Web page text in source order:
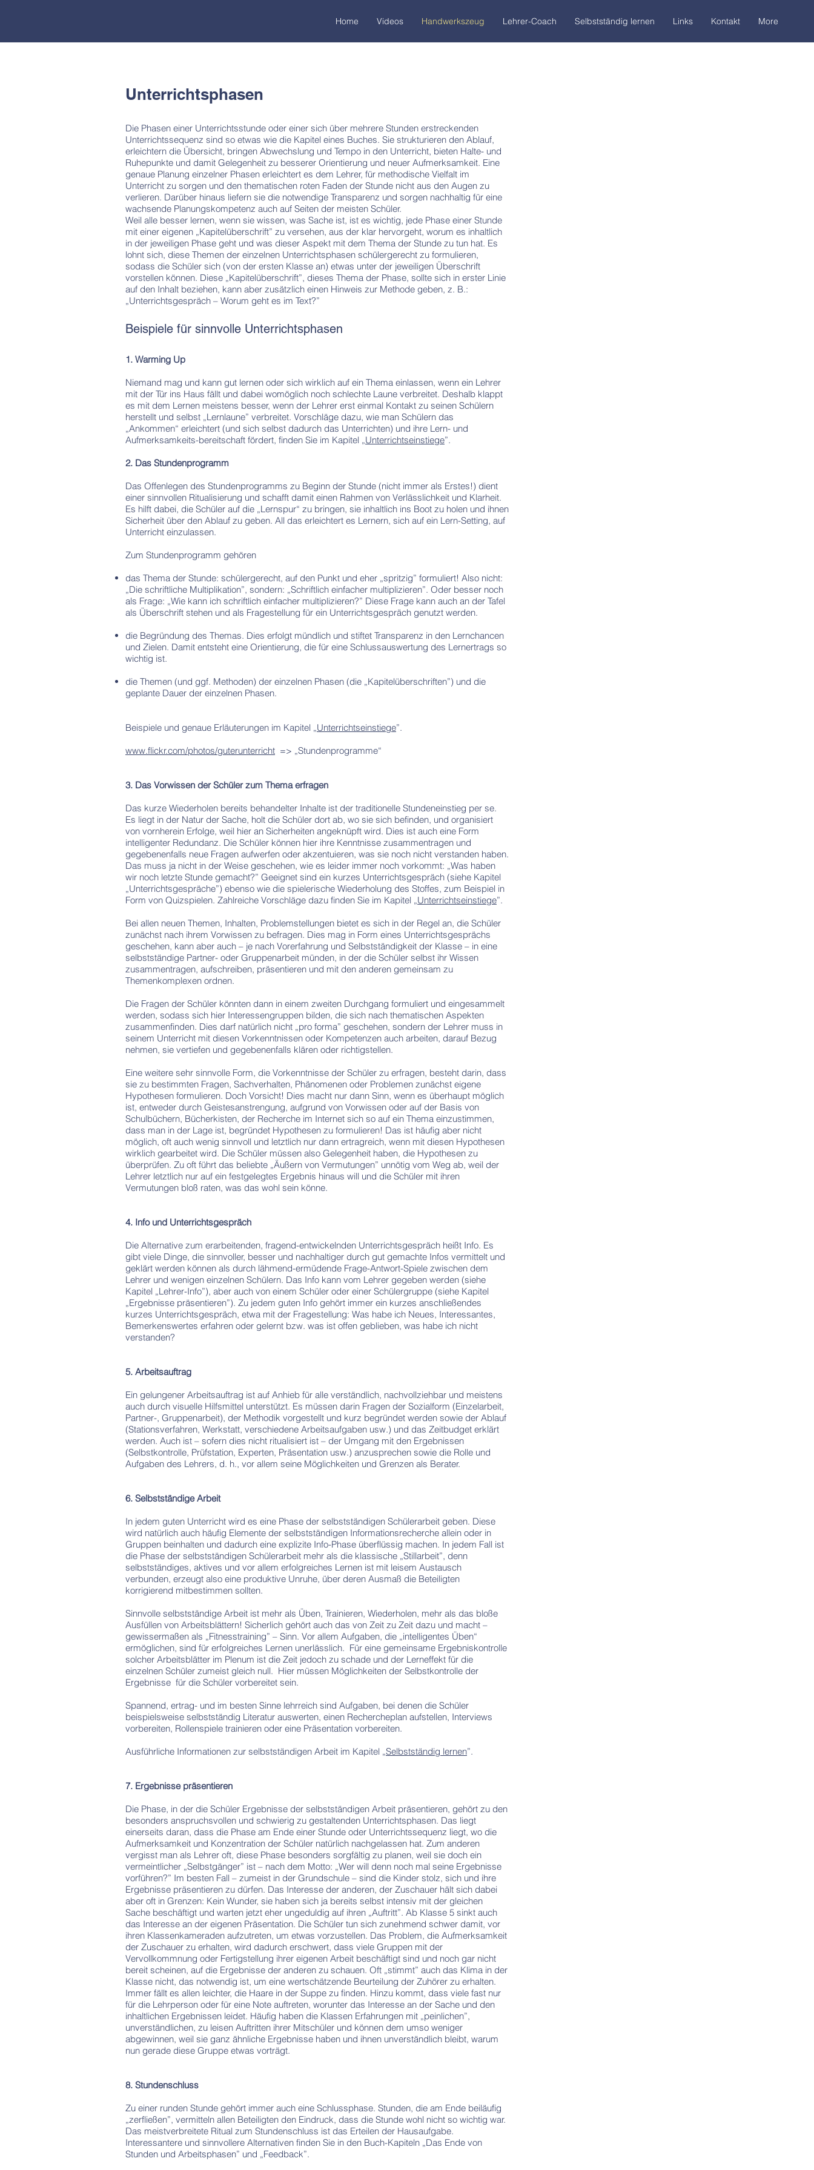
Home Videos Handwerkszeug Lehrer-Coach Selbstständig lernen Links Kontakt More
Unterrichtsphasen
Die Phasen einer Unterrichtsstunde oder einer sich über mehrere Stunden erstreckenden
Unterrichtssequenz sind so etwas wie die Kapitel eines Buches. Sie strukturieren den Ablauf,
erleichtern die Übersicht, bringen Abwechslung und Tempo in den Unterricht, bieten Halte- und
Ruhepunkte und damit Gelegenheit zu besserer Orientierung und neuer Aufmerksamkeit. Eine
genaue Planung einzelner Phasen erleichtert es dem Lehrer, für methodische Vielfalt im
Unterricht zu sorgen und den thematischen roten Faden der Stunde nicht aus den Augen zu
verlieren. Darüber hinaus liefern sie die notwendige Transparenz und sorgen nachhaltig für eine
wachsende Planungskompetenz auch auf Seiten der meisten Schüler.
Weil alle besser lernen, wenn sie wissen, was Sache ist, ist es wichtig, jede Phase einer Stunde
mit einer eigenen „Kapitelüberschrift” zu versehen, aus der klar hervorgeht, worum es inhaltlich
in der jeweiligen Phase geht und was dieser Aspekt mit dem Thema der Stunde zu tun hat. Es
lohnt sich, diese Themen der einzelnen Unterrichtsphasen schülergerecht zu formulieren,
sodass die Schüler sich (von der ersten Klasse an) etwas unter der jeweiligen Überschrift
vorstellen können. Diese „Kapitelüberschrift”, dieses Thema der Phase, sollte sich in erster Linie
auf den Inhalt beziehen, kann aber zusätzlich einen Hinweis zur Methode geben, z. B.:
„Unterrichtsgespräch – Worum geht es im Text?”
Beispiele für sinnvolle Unterrichtsphasen
1. Warming Up
Niemand mag und kann gut lernen oder sich wirklich auf ein Thema einlassen, wenn ein Lehrer
mit der Tür ins Haus fällt und dabei womöglich noch schlechte Laune verbreitet. Deshalb klappt
es mit dem Lernen meistens besser, wenn der Lehrer erst einmal Kontakt zu seinen Schülern
herstellt und selbst „Lernlaune” verbreitet. Vorschläge dazu, wie man Schülern das
„Ankommen“ erleichtert (und sich selbst dadurch das Unterrichten) und ihre Lern- und
Aufmerksamkeits-bereitschaft fördert, finden Sie im Kapitel „Unterrichtseinstiege”.
2. Das Stundenprogramm
Das Offenlegen des Stundenprogramms zu Beginn der Stunde (nicht immer als Erstes!) dient
einer sinnvollen Ritualisierung und schafft damit einen Rahmen von Verlässlichkeit und Klarheit.
Es hilft dabei, die Schüler auf die „Lernspur“ zu bringen, sie inhaltlich ins Boot zu holen und ihnen
Sicherheit über den Ablauf zu geben. All das erleichtert es Lernern, sich auf ein Lern-Setting, auf
Unterricht einzulassen.
Zum Stundenprogramm gehören
das Thema der Stunde: schülergerecht, auf den Punkt und eher „spritzig” formuliert! Also nicht:
„Die schriftliche Multiplikation”, sondern: „Schriftlich einfacher multiplizieren”. Oder besser noch
als Frage: „Wie kann ich schriftlich einfacher multiplizieren?” Diese Frage kann auch an der Tafel
als Überschrift stehen und als Fragestellung für ein Unterrichtsgespräch genutzt werden.
die Begründung des Themas. Dies erfolgt mündlich und stiftet Transparenz in den Lernchancen
und Zielen. Damit entsteht eine Orientierung, die für eine Schlussauswertung des Lernertrags so
wichtig ist.
die Themen (und ggf. Methoden) der einzelnen Phasen (die „Kapitelüberschriften”) und die
geplante Dauer der einzelnen Phasen.
Beispiele und genaue Erläuterungen im Kapitel „Unterrichtseinstiege”.
www.flickr.com/photos/guterunterricht => „Stundenprogramme“
3. Das Vorwissen der Schüler zum Thema erfragen
Das kurze Wiederholen bereits behandelter Inhalte ist der traditionelle Stundeneinstieg per se.
Es liegt in der Natur der Sache, holt die Schüler dort ab, wo sie sich befinden, und organisiert
von vornherein Erfolge, weil hier an Sicherheiten angeknüpft wird. Dies ist auch eine Form
intelligenter Redundanz. Die Schüler können hier ihre Kenntnisse zusammentragen und
gegebenenfalls neue Fragen aufwerfen oder akzentuieren, was sie noch nicht verstanden haben.
Das muss ja nicht in der Weise geschehen, wie es leider immer noch vorkommt: „Was haben
wir noch letzte Stunde gemacht?” Geeignet sind ein kurzes Unterrichtsgespräch (siehe Kapitel
„Unterrichtsgespräche”) ebenso wie die spielerische Wiederholung des Stoffes, zum Beispiel in
Form von Quizspielen. Zahlreiche Vorschläge dazu finden Sie im Kapitel „Unterrichtseinstiege”.
Bei allen neuen Themen, Inhalten, Problemstellungen bietet es sich in der Regel an, die Schüler
zunächst nach ihrem Vorwissen zu befragen. Dies mag in Form eines Unterrichtsgesprächs
geschehen, kann aber auch – je nach Vorerfahrung und Selbstständigkeit der Klasse – in eine
selbstständige Partner- oder Gruppenarbeit münden, in der die Schüler selbst ihr Wissen
zusammentragen, aufschreiben, präsentieren und mit den anderen gemeinsam zu
Themenkomplexen ordnen.
Die Fragen der Schüler könnten dann in einem zweiten Durchgang formuliert und eingesammelt
werden, sodass sich hier Interessengruppen bilden, die sich nach thematischen Aspekten
zusammenfinden. Dies darf natürlich nicht „pro forma” geschehen, sondern der Lehrer muss in
seinem Unterricht mit diesen Vorkenntnissen oder Kompetenzen auch arbeiten, darauf Bezug
nehmen, sie vertiefen und gegebenenfalls klären oder richtigstellen.
Eine weitere sehr sinnvolle Form, die Vorkenntnisse der Schüler zu erfragen, besteht darin, dass
sie zu bestimmten Fragen, Sachverhalten, Phänomenen oder Problemen zunächst eigene
Hypothesen formulieren. Doch Vorsicht! Dies macht nur dann Sinn, wenn es überhaupt möglich
ist, entweder durch Geistesanstrengung, aufgrund von Vorwissen oder auf der Basis von
Schulbüchern, Bücherkisten, der Recherche im Internet sich so auf ein Thema einzustimmen,
dass man in der Lage ist, begründet Hypothesen zu formulieren! Das ist häufig aber nicht
möglich, oft auch wenig sinnvoll und letztlich nur dann ertragreich, wenn mit diesen Hypothesen
wirklich gearbeitet wird. Die Schüler müssen also Gelegenheit haben, die Hypothesen zu
überprüfen. Zu oft führt das beliebte „Äußern von Vermutungen” unnötig vom Weg ab, weil der
Lehrer letztlich nur auf ein festgelegtes Ergebnis hinaus will und die Schüler mit ihren
Vermutungen bloß raten, was das wohl sein könne.
4. Info und Unterrichtsgespräch
Die Alternative zum erarbeitenden, fragend-entwickelnden Unterrichtsgespräch heißt Info. Es
gibt viele Dinge, die sinnvoller, besser und nachhaltiger durch gut gemachte Infos vermittelt und
geklärt werden können als durch lähmend-ermüdende Frage-Antwort-Spiele zwischen dem
Lehrer und wenigen einzelnen Schülern. Das Info kann vom Lehrer gegeben werden (siehe
Kapitel „Lehrer-Info”), aber auch von einem Schüler oder einer Schülergruppe (siehe Kapitel
„Ergebnisse präsentieren”). Zu jedem guten Info gehört immer ein kurzes anschließendes
kurzes Unterrichtsgespräch, etwa mit der Fragestellung: Was habe ich Neues, Interessantes,
Bemerkenswertes erfahren oder gelernt bzw. was ist offen geblieben, was habe ich nicht
verstanden?
5. Arbeitsauftrag
Ein gelungener Arbeitsauftrag ist auf Anhieb für alle verständlich, nachvollziehbar und meistens
auch durch visuelle Hilfsmittel unterstützt. Es müssen darin Fragen der Sozialform (Einzelarbeit,
Partner-, Gruppenarbeit), der Methodik vorgestellt und kurz begründet werden sowie der Ablauf
(Stationsverfahren, Werkstatt, verschiedene Arbeitsaufgaben usw.) und das Zeitbudget erklärt
werden. Auch ist – sofern dies nicht ritualisiert ist – der Umgang mit den Ergebnissen
(Selbstkontrolle, Prüfstation, Experten, Präsentation usw.) anzusprechen sowie die Rolle und
Aufgaben des Lehrers, d. h., vor allem seine Möglichkeiten und Grenzen als Berater.
6. Selbstständige Arbeit
In jedem guten Unterricht wird es eine Phase der selbstständigen Schülerarbeit geben. Diese
wird natürlich auch häufig Elemente der selbstständigen Informationsrecherche allein oder in
Gruppen beinhalten und dadurch eine explizite Info-Phase überflüssig machen. In jedem Fall ist
die Phase der selbstständigen Schülerarbeit mehr als die klassische „Stillarbeit”, denn
selbstständiges, aktives und vor allem erfolgreiches Lernen ist mit leisem Austausch
verbunden, erzeugt also eine produktive Unruhe, über deren Ausmaß die Beteiligten
korrigierend mitbestimmen sollten.
Sinnvolle selbstständige Arbeit ist mehr als Üben, Trainieren, Wiederholen, mehr als das bloße
Ausfüllen von Arbeitsblättern! Sicherlich gehört auch das von Zeit zu Zeit dazu und macht –
gewissermaßen als „Fitnesstraining” – Sinn. Vor allem Aufgaben, die „intelligentes Üben“
ermöglichen, sind für erfolgreiches Lernen unerlässlich. Für eine gemeinsame Ergebniskontrolle
solcher Arbeitsblätter im Plenum ist die Zeit jedoch zu schade und der Lerneffekt für die
einzelnen Schüler zumeist gleich null. Hier müssen Möglichkeiten der Selbstkontrolle der
Ergebnisse für die Schüler vorbereitet sein.
Spannend, ertrag- und im besten Sinne lehrreich sind Aufgaben, bei denen die Schüler
beispielsweise selbstständig Literatur auswerten, einen Rechercheplan aufstellen, Interviews
vorbereiten, Rollenspiele trainieren oder eine Präsentation vorbereiten.
Ausführliche Informationen zur selbstständigen Arbeit im Kapitel „Selbstständig lernen”.
7. Ergebnisse präsentieren
Die Phase, in der die Schüler Ergebnisse der selbstständigen Arbeit präsentieren, gehört zu den
besonders anspruchsvollen und schwierig zu gestaltenden Unterrichtsphasen. Das liegt
einerseits daran, dass die Phase am Ende einer Stunde oder Unterrichtssequenz liegt, wo die
Aufmerksamkeit und Konzentration der Schüler natürlich nachgelassen hat. Zum anderen
vergisst man als Lehrer oft, diese Phase besonders sorgfältig zu planen, weil sie doch ein
vermeintlicher „Selbstgänger” ist – nach dem Motto: „Wer will denn noch mal seine Ergebnisse
vorführen?” Im besten Fall – zumeist in der Grundschule – sind die Kinder stolz, sich und ihre
Ergebnisse präsentieren zu dürfen. Das Interesse der anderen, der Zuschauer hält sich dabei
aber oft in Grenzen: Kein Wunder, sie haben sich ja bereits selbst intensiv mit der gleichen
Sache beschäftigt und warten jetzt eher ungeduldig auf ihren „Auftritt”. Ab Klasse 5 sinkt auch
das Interesse an der eigenen Präsentation. Die Schüler tun sich zunehmend schwer damit, vor
ihren Klassenkameraden aufzutreten, um etwas vorzustellen. Das Problem, die Aufmerksamkeit
der Zuschauer zu erhalten, wird dadurch erschwert, dass viele Gruppen mit der
Vervollkommnung oder Fertigstellung ihrer eigenen Arbeit beschäftigt sind und noch gar nicht
bereit scheinen, auf die Ergebnisse der anderen zu schauen. Oft „stimmt” auch das Klima in der
Klasse nicht, das notwendig ist, um eine wertschätzende Beurteilung der Zuhörer zu erhalten.
Immer fällt es allen leichter, die Haare in der Suppe zu finden. Hinzu kommt, dass viele fast nur
für die Lehrperson oder für eine Note auftreten, worunter das Interesse an der Sache und den
inhaltlichen Ergebnissen leidet. Häufig haben die Klassen Erfahrungen mit „peinlichen”,
unverständlichen, zu leisen Auftritten ihrer Mitschüler und können dem umso weniger
abgewinnen, weil sie ganz ähnliche Ergebnisse haben und ihnen unverständlich bleibt, warum
nun gerade diese Gruppe etwas vorträgt.
8. Stundenschluss
Zu einer runden Stunde gehört immer auch eine Schlussphase. Stunden, die am Ende beiläufig
„zerfließen”, vermitteln allen Beteiligten den Eindruck, dass die Stunde wohl nicht so wichtig war.
Das meistverbreitete Ritual zum Stundenschluss ist das Erteilen der Hausaufgabe.
Interessantere und sinnvollere Alternativen finden Sie in den Buch-Kapiteln „Das Ende von
Stunden und Arbeitsphasen” und „Feedback”.